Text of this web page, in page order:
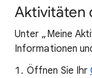
Aktivitäten
Unter „Meine
Informationen
Öffnen Sie Ihr